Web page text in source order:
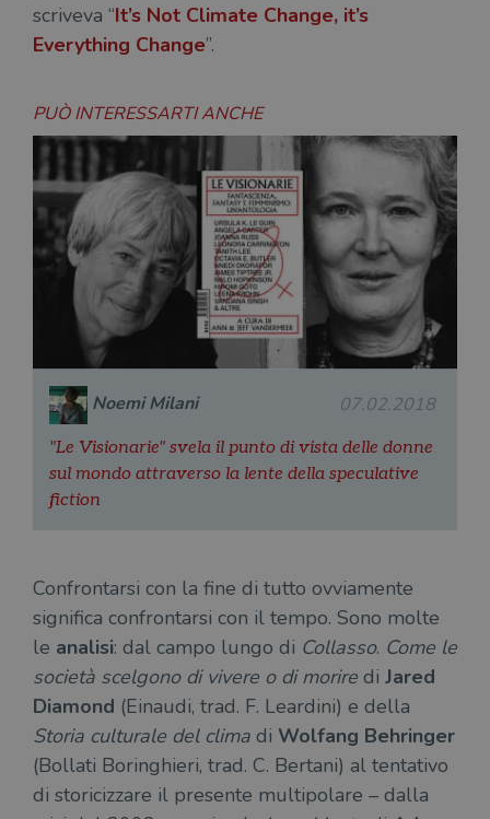
scriveva “It’s Not Climate Change, it’s
Everything Change”.
PUÒ INTERESSARTI ANCHE
Noemi Milani 07.02.2018
"Le Visionarie" svela il punto di vista delle donne
sul mondo attraverso la lente della speculative
fiction
Confrontarsi con la fine di tutto ovviamente
significa confrontarsi con il tempo. Sono molte
le analisi: dal campo lungo di Collasso. Come le
società scelgono di vivere o di morire di Jared
Diamond (Einaudi, trad. F. Leardini) e della
Storia culturale del clima di Wolfang Behringer
(Bollati Boringhieri, trad. C. Bertani) al tentativo
di storicizzare il presente multipolare – dalla